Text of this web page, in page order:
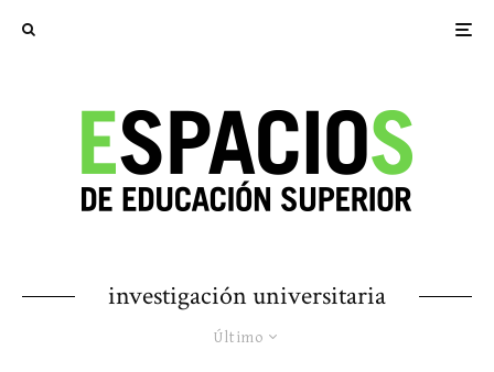
investigación universitaria
Último